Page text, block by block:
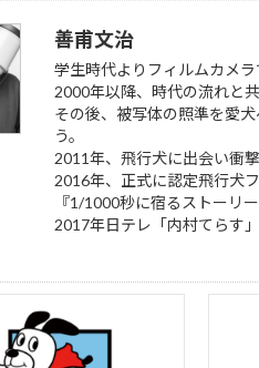
善甫文治
学生時代よりフィルムカメラ
2000年以降、時代の流れと
その後、被写体の照準を愛
う。
2011年、飛行犬に出会い衝
2016年、正式に認定飛行犬
『1/1000秒に宿るストーリ
2017年日テレ「内村てらす